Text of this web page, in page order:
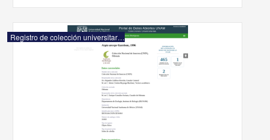
Registro de colección universitaria